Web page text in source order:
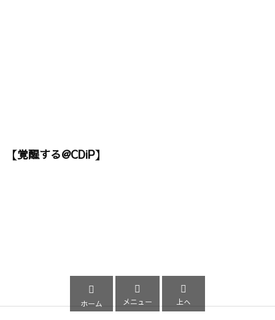
【覚醒する@CDiP】

ホーム

メニュー

上へ